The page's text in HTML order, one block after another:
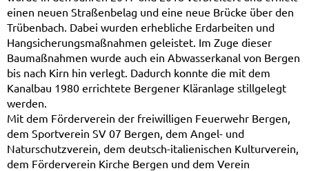
einen neuen Straßenbelag und eine neue Brücke über den
Trübenbach. Dabei wurden erhebliche Erdarbeiten und
Hangsicherungsmaßnahmen geleistet. Im Zuge dieser
Baumaßnahmen wurde auch ein Abwasserkanal von Bergen
bis nach Kirn hin verlegt. Dadurch konnte die mit dem
Kanalbau 1980 errichtete Bergener Kläranlage stillgelegt
werden.
Mit dem Förderverein der freiwilligen Feuerwehr Bergen,
dem Sportverein SV 07 Bergen, dem Angel- und
Naturschutzverein, dem deutsch-italienischen Kulturverein,
dem Förderverein Kirche Bergen und dem Verein